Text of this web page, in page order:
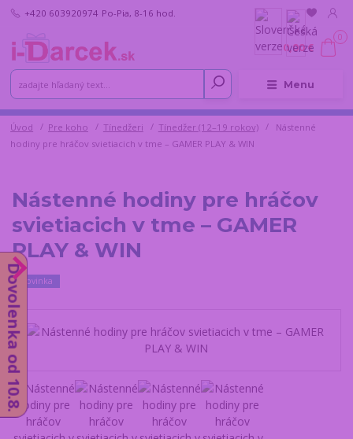
Menu
+420 603920974 Po-Pia, 8-16 hod.
0
0,00 €
Úvod Pre koho Tínedžeri Tínedžer (12–19 rokov)
Nástenné
hodiny pre hráčov svietiacich v tme – GAMER PLAY & WIN
Nástenné hodiny pre hráčov
svietiacich v tme – GAMER
PLAY & WIN
Novinka
Dovolenka od 10.8.